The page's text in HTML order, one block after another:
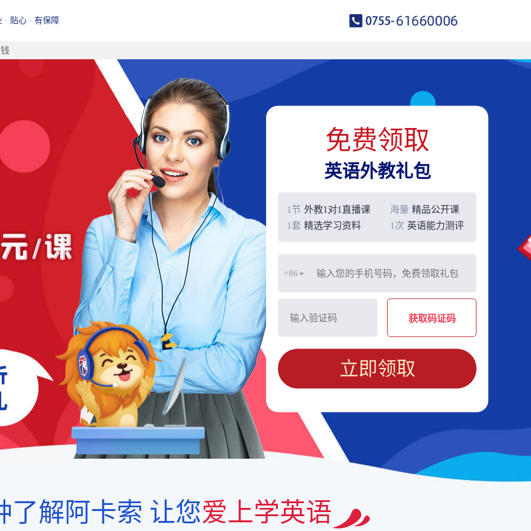
· 贴心 · 有保障
免费领取
英语外教礼包
1节 外教1对1直播课 海量 精品公开课
1套 精选学习资料 1次 英语能力测评
+86
获取码证码
立即领取
了解阿卡索 让您爱上学英语